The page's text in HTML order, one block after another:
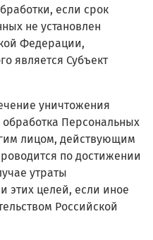
если срок
не установлен
Федерации,
является Субъект
уничтожения
Персональных
лицом, действующим
по достижении
утраты
этих целей, если иное
Российской